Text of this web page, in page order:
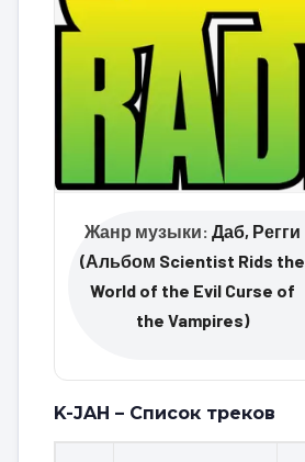
Жанр музыки: Даб, Регги
(Альбом Scientist Rids the
World of the Evil Curse of
the Vampires)
K-JAH – Список треков